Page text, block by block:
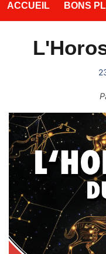
ACCUEIL BONS